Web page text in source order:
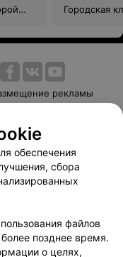
Городская
рекламы
Способы оплаты
103.by
данных
обеспечения
сбора
файлов
позднее время.
о целях,